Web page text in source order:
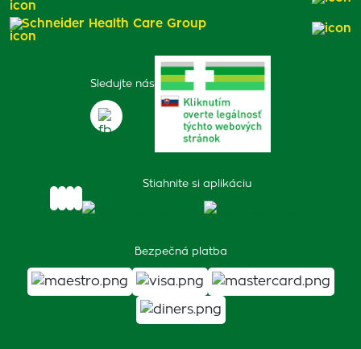
Sledujte nás
Stiahnite si aplikáciu
Bezpečná platba
Schneider Health Care Group